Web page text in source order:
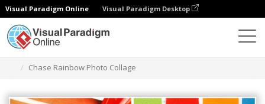
Visual Paradigm Online Visual Paradigm Desktop
Chase Rainbow Photo Collage